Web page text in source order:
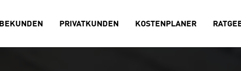
PRIVATKUNDEN KOSTENPLANER